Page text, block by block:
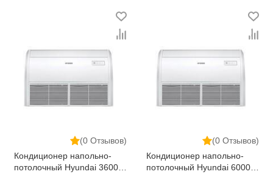
(0 Отзывов)
Кондиционер напольно-
потолочный Hyundai 36000
(0 Отзывов)
Кондиционер напольно-
потолочный Hyundai 60000